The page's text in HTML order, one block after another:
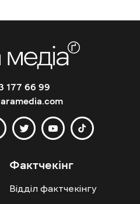
177 66 99
Фактчекінг
Відділ фактчекінгу